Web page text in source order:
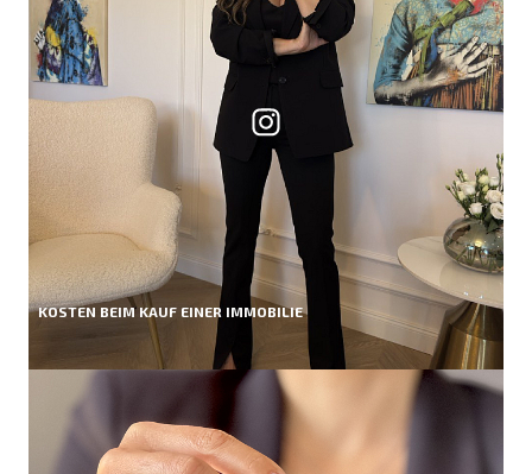
KOSTEN BEIM KAUF EINER IMMOBILIE